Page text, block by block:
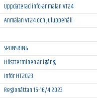
Uppdaterad info-anmälan VT24
Anmälan VT24 och Juluppehåll
SPONSRING
Höstterminen är igång
Inför HT2023
Regionåttan 15-16/4 2023